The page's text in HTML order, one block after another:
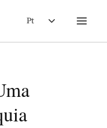
Pt
Toggle
menu